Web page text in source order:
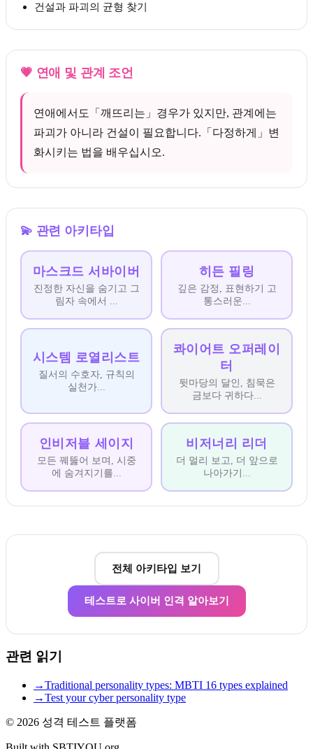
건설과 파괴의 균형 찾기
💗 연애 및 관계 조언
연애에서도「깨뜨리는」경우가 있지만, 관계에는
파괴가 아니라 건설이 필요합니다.「다정하게」변
화시키는 법을 배우십시오.
💫 관련 아키타입
마스크드 서바이버
진정한 자신을 숨기고 그
림자 속에서
히든 필링
깊은 감정, 표현하기 고
통스러운
시스템 로열리스트
질서의 수호자, 규칙의
실천가...
콰이어트 오퍼레이
터
뒷마당의 달인, 침묵은
금보다 귀하다...
인비저블 세이지
모든 꿰뚫어 보며, 시중
에 숨겨지기를
비저너리 리더
더 멀리 보고, 더 앞으로
나아가기
전체 아키타입 보기
테스트로 사이버 인격 알아보기
관련 읽기
→Traditional personality types: MBTI 16 types explained
→Test your cyber personality type
© 2026 성격 테스트 플랫폼